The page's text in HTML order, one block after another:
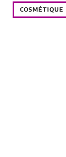
COSMÉTIQUE